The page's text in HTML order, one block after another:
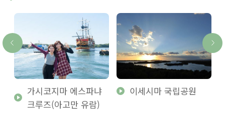
가시코지마 에스파냐
크루즈(아고만 유람)
이세시마 국립공원